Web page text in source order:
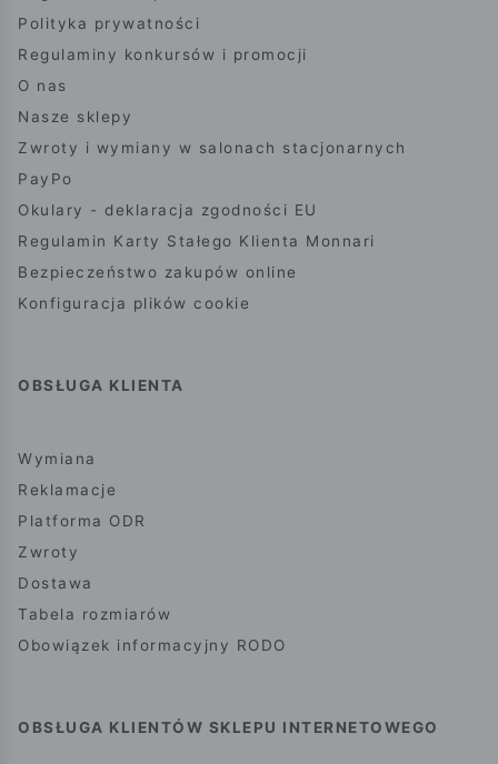
Polityka prywatności
Regulaminy konkursów i promocji
O nas
Nasze sklepy
Zwroty i wymiany w salonach stacjonarnych
PayPo
Okulary - deklaracja zgodności EU
Regulamin Karty Stałego Klienta Monnari
Bezpieczeństwo zakupów online
Konfiguracja plików cookie
OBSŁUGA KLIENTA
Wymiana
Reklamacje
Platforma ODR
Zwroty
Dostawa
Tabela rozmiarów
Obowiązek informacyjny RODO
OBSŁUGA KLIENTÓW SKLEPU INTERNETOWEGO